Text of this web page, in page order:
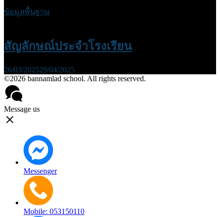
ข้อมูลพื้นฐาน
สัญลักษณ์ประจำโรงเรียน
26/03/202529/04/2025
©2026 bannamlad school. All rights reserved.
Message us
Messenger
Mobile: 053150110